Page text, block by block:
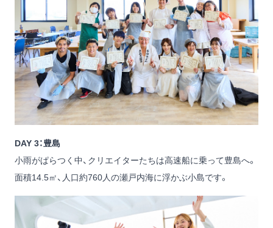
DAY 3：豊島
小雨がぱらつく中、クリエイターたちは高速船に乗って豊島へ。
面積14.5㎡、人口約760人の瀬戸内海に浮かぶ小島です。